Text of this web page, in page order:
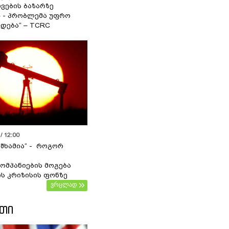
ბაზარზე
- პრობლემა უფრო
– TCRC
12:00
შხამია“ - როგორ
მოგება
კრიზისის ფონზე
ვრცლად